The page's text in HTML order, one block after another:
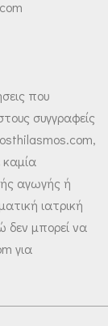
που
συγγραφείς
αγωγής ή
ιατρική
δεν μπορεί να
για